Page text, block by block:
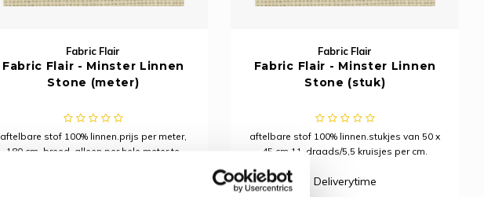
Fabric Flair
Fabric Flair - Minster Linnen
Stone (meter)
aftelbare stof 100% linnen.prijs per meter,
180 cm. breed, alleen per hele meter te
Fabric Flair
Fabric Flair - Minster Linnen
Stone (stuk)
aftelbare stof 100% linnen.stukjes van 50 x
45 cm.11-draads/5,5 kruisjes per cm.
Deliverytime